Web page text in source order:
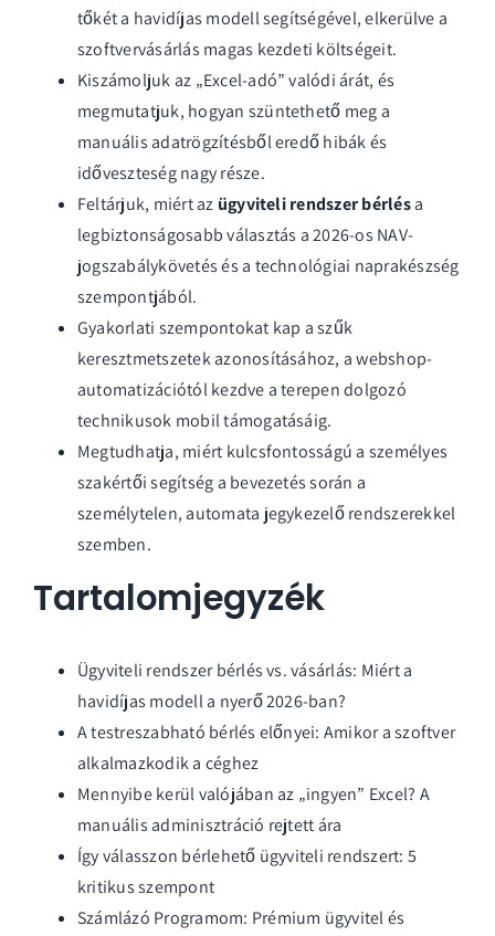
tőkét a havidíjas modell segítségével, elkerülve a
szoftvervásárlás magas kezdeti költségeit.
Kiszámoljuk az „Excel-adó” valódi árát, és
megmutatjuk, hogyan szüntethető meg a
manuális adatrögzítésből eredő hibák és
időveszteség nagy része.
Feltárjuk, miért az ügyviteli rendszer bérlésa
legbiztonságosabb választás a 2026-os NAV-
jogszabálykövetés és a technológiai naprakészség
szempontjából.
Gyakorlati szempontokat kap a szűk
keresztmetszetek azonosításához, a webshop-
automatizációtól kezdve a terepen dolgozó
technikusok mobil támogatásáig.
Megtudhatja, miért kulcsfontosságú a személyes
szakértői segítség a bevezetés során a
személytelen, automata jegykezelő rendszerekkel
szemben.
Tartalomjegyzék
Ügyviteli rendszer bérlés vs. vásárlás: Miért a
havidíjas modell a nyerő 2026-ban?
A testreszabható bérlés előnyei: Amikor a szoftver
alkalmazkodik a céghez
Mennyibe kerül valójában az „ingyen” Excel? A
manuális adminisztráció rejtett ára
Így válasszon bérlehető ügyviteli rendszert: 5
kritikus szempont
Számlázó Programom: Prémium ügyvitel és